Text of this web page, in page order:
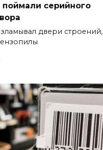
поймали серийного
двери строений,